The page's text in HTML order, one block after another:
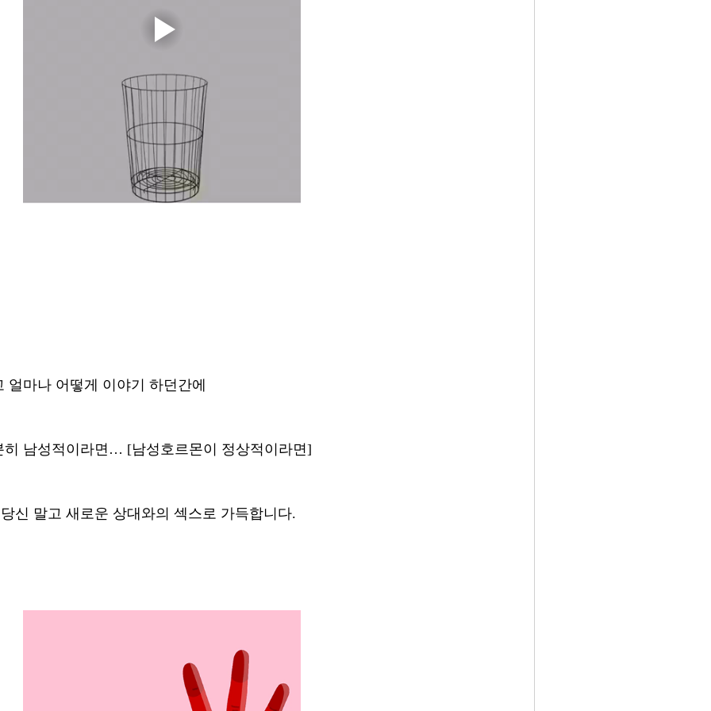
얼마나 어떻게 이야기 하던간에
히 남성적이라면… [남성호르몬이 정상적이라면]
신 말고 새로운 상대와의 섹스로 가득합니다.